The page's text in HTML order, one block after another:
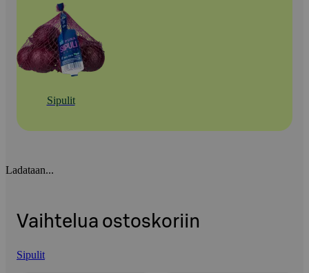
Sipulit
Ladataan...
Vaihtelua ostoskoriin
Sipulit